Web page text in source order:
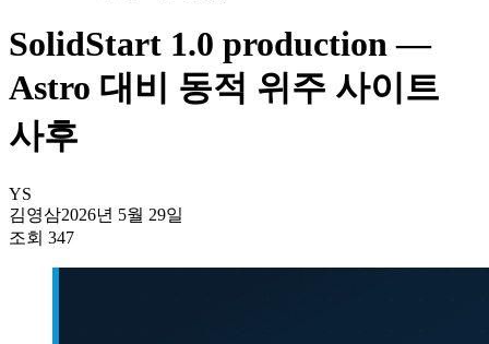
SolidStart 1.0 production —
Astro 대비 동적 위주 사이트
사후
YS
김영삼2026년 5월 29일
조회 347